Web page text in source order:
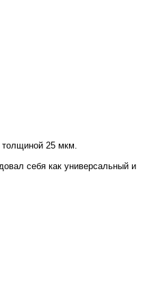
толщиной 25 мкм.
себя как универсальный и